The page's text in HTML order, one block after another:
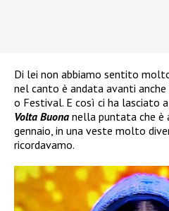
Di lei non abbiamo sentito
nel canto è andata avanti
o Festival. E così ci ha lasciato
Volta Buona nella puntata che è
gennaio, in una veste molto
ricordavamo.